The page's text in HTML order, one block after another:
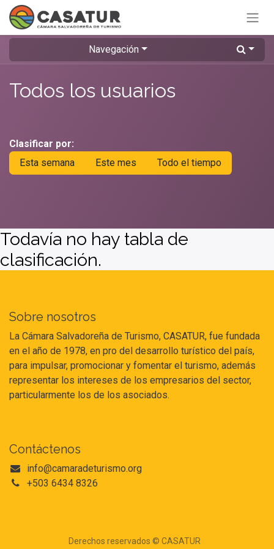
Ir al contenido
Navegación
Todos los usuarios
Clasificar por:
Esta semana
Este mes Todo el tiempo
Todavía no hay tabla de
clasificación.
Sobre nosotros
La Cámara Salvadoreña de Turismo, CASATUR, fue fundada
en el año de 1978, en pro del desarrollo turístico del país,
para impulsar, promocionar y fomentar el turismo, además
representar los intereses de los empresarios del sector,
particularmente los de los asociados.
Contáctenos
info@camaradeturismo.org
+503 6434 8326
Derechos reservados © CASATUR